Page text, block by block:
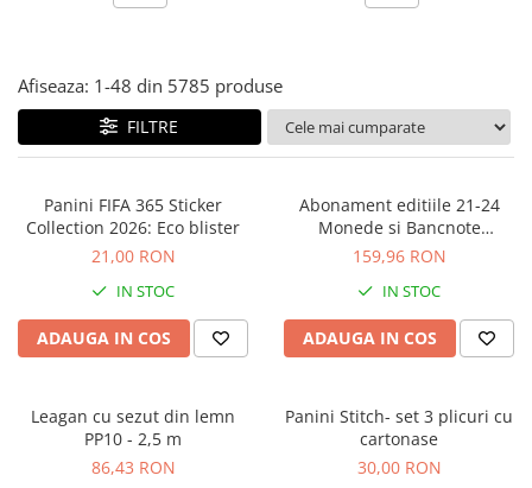
Jocuri de rol
Jocuri inteligenta si memorie
Jocuri dezvoltare emotionala
Jucarii din lemn
Jocuri si jucarii stiinta
Jucarii si jocuri Montessori
Jocuri de relaxare
Ceasuri copii
Jocuri de cooperare
Cărți educative pentru copii
Afiseaza: 1-48 din 5785 produse
FILTRE
Panini FIFA 365 Sticker
Collection 2026: Eco blister
21,00 RON
IN STOC
ADAUGA IN COS
Abonament editiile 21-24
Monede si Bancnote
Autentice din toata lumea
159,96 RON
IN STOC
ADAUGA IN COS
Leagan cu sezut din lemn
PP10 - 2,5 m
86,43 RON
Panini Stitch- set 3 plicuri cu
cartonase
30,00 RON